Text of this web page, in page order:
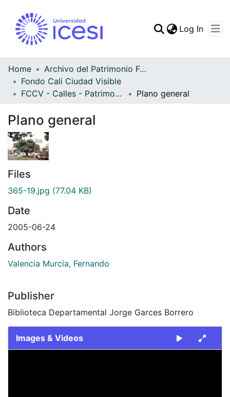
Log In
Home
Archivo del Patrimonio Fotográfico y Fílmico del Valle del Cauca
Fondo Cali Ciudad Visible
FCCV - Calles - Patrimonial
Plano general
Plano general
Files
365-19.jpg (77.04 KB)
Date
2005-06-24
Authors
Valencia Murcia, Fernando
Publisher
Biblioteca Departamental Jorge Garces Borrero
Images & Videos